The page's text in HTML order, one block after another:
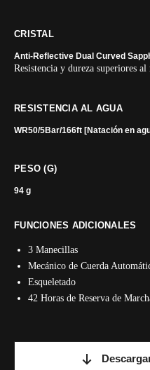
CRISTAL
Anti-Reflective Dual Curved
Resistencia y dureza superiores al
RESISTENCIA AL AGUA
WR50/5Bar/166ft [Natación en
PESO (G)
94 g
FUNCIONES ADICIONALES
3 Manecillas
Mecánico de Cuerda
Esqueletado
42 Horas de Reserva de